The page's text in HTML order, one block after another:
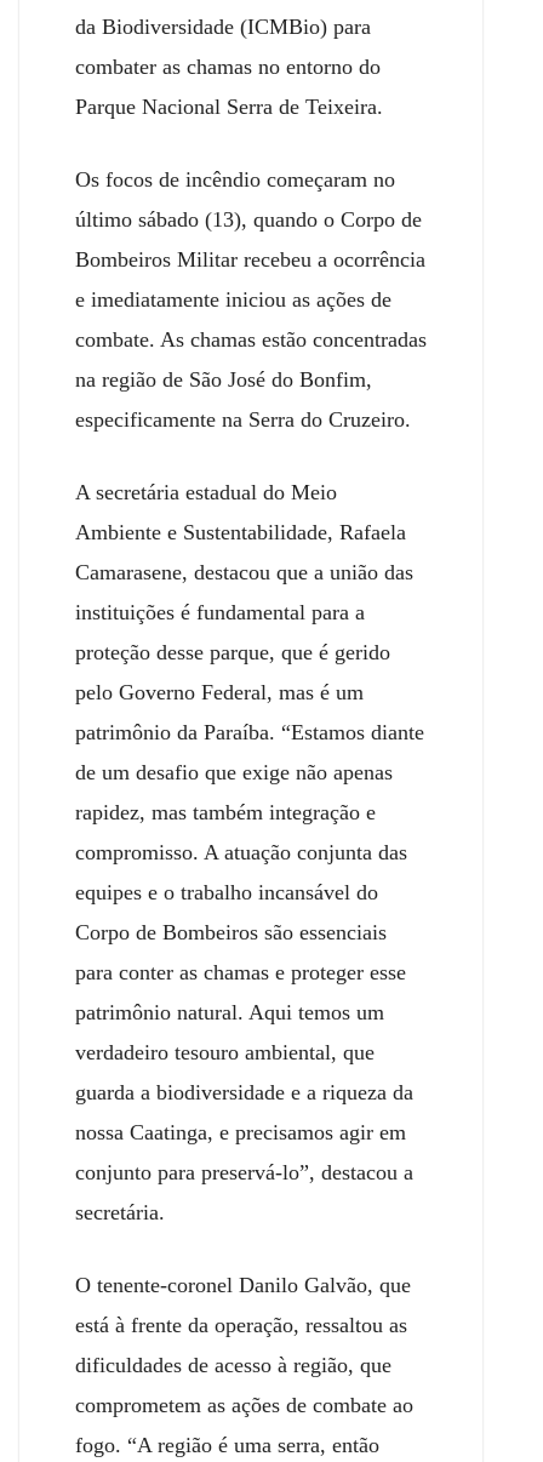
da Biodiversidade (ICMBio) para
combater as chamas no entorno do
Parque Nacional Serra de Teixeira.
Os focos de incêndio começaram no
último sábado (13), quando o Corpo de
Bombeiros Militar recebeu a ocorrência
e imediatamente iniciou as ações de
combate. As chamas estão concentradas
na região de São José do Bonfim,
especificamente na Serra do Cruzeiro.
A secretária estadual do Meio
Ambiente e Sustentabilidade, Rafaela
Camarasene, destacou que a união das
instituições é fundamental para a
proteção desse parque, que é gerido
pelo Governo Federal, mas é um
patrimônio da Paraíba. “Estamos diante
de um desafio que exige não apenas
rapidez, mas também integração e
compromisso. A atuação conjunta das
equipes e o trabalho incansável do
Corpo de Bombeiros são essenciais
para conter as chamas e proteger esse
patrimônio natural. Aqui temos um
verdadeiro tesouro ambiental, que
guarda a biodiversidade e a riqueza da
nossa Caatinga, e precisamos agir em
conjunto para preservá-lo”, destacou a
secretária.
O tenente-coronel Danilo Galvão, que
está à frente da operação, ressaltou as
dificuldades de acesso à região, que
comprometem as ações de combate ao
fogo. “A região é uma serra, então